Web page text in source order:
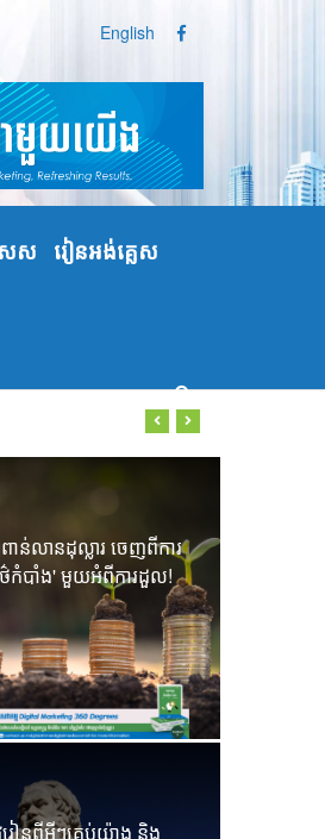
English
េស រៀនអង់គ្លេស
ណ្ណោះ! ការ
តាមរយៈ
ន់លានដុល្លារ ចេញពីការ
បាំង' មួយអំពីការដួល!
រៀនពីអ្វីៗគ្រប់យ៉ាង និង